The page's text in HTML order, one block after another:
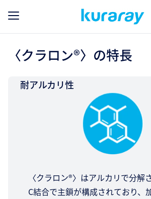
〈クラロン®〉の特長
耐アルカリ性
〈クラロン®〉はアルカリで分解
C結合で主鎖が構成されており、